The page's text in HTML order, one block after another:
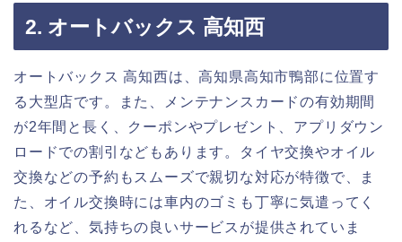
2. オートバックス 高知西
オートバックス 高知西は、高知県高知市鴨部に位置す
る大型店です。また、メンテナンスカードの有効期間
が2年間と長く、クーポンやプレゼント、アプリダウン
ロードでの割引などもあります。タイヤ交換やオイル
交換などの予約もスムーズで親切な対応が特徴で、ま
た、オイル交換時には車内のゴミも丁寧に気遣ってく
れるなど、気持ちの良いサービスが提供されていま